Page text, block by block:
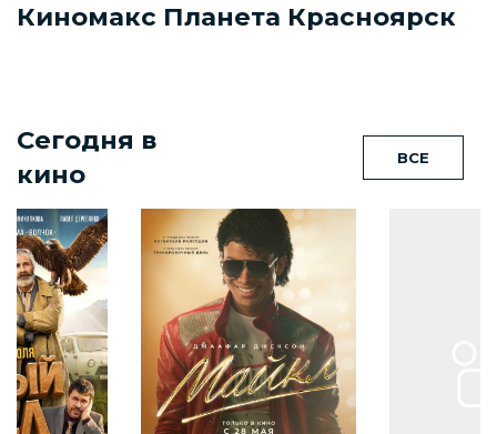
Киномакс Планета Красноярск
Сегодня в
кино
ВСЕ